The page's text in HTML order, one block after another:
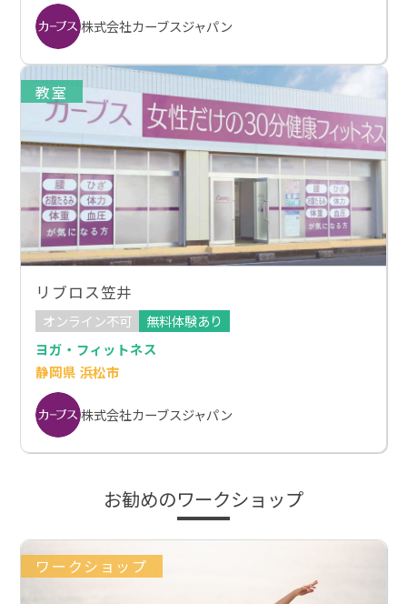
株式会社カーブスジャパン
教室
リブロス笠井
オンライン不可
無料体験あり
ヨガ・フィットネス
静岡県 浜松市
株式会社カーブスジャパン
お勧めのワークショップ
ワークショップ